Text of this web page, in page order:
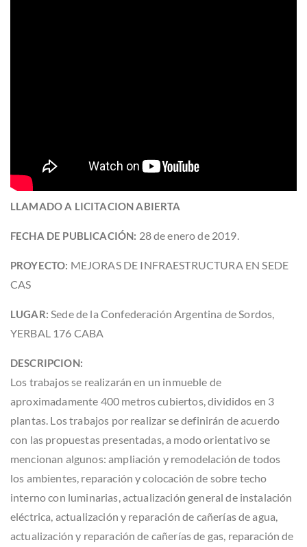
LLAMADO A LICITACION ABIERTA
FECHA DE PUBLICACIÓN: 28 de enero de 2019.
PROYECTO: MEJORAS DE INFRAESTRUCTURA EN SEDE
CAS
LUGAR: Sede de la Confederación Argentina de Sordos,
YERBAL 176 CABA
DESCRIPCION:
Los trabajos se realizarán en un inmueble de
aproximadamente 400 metros cubiertos, divididos en 3
plantas. Los trabajos por realizar se definirán de acuerdo
con las propuestas presentadas, a modo orientativo se
mencionan algunos: ampliación y remodelación de todos
los ambientes, reparación y colocación de sobre techo
interno con luminarias, actualización general de instalación
eléctrica, actualización y reparación de cañerías de agua,
actualización y reparación de cañerías de gas, reparación de